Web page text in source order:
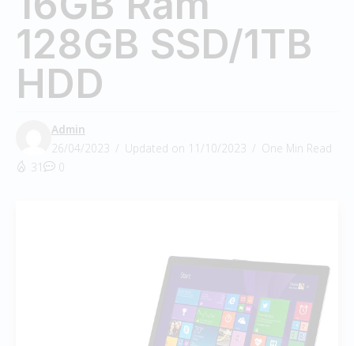
128GB SSD/1TB
HDD
Admin
26/04/2023
Updated on 11/10/2023
One Min Read
31
0